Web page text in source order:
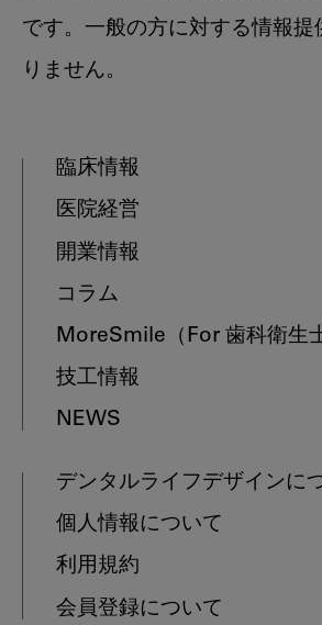
です。一般の方に対する情報提
りません。
臨床情報
医院経営
開業情報
コラム
MoreSmile （For 歯科衛生
技工情報
NEWS
デンタルライフデザインに
個人情報について
利用規約
会員登録について